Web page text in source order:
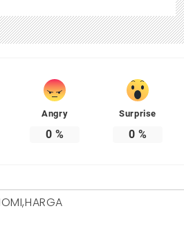
Angry
0 %
Surprise
0 %
,HARGA